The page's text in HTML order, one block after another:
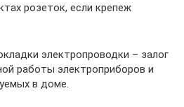
розеток, если крепеж
электропроводки – залог
работы электроприборов и
в доме.